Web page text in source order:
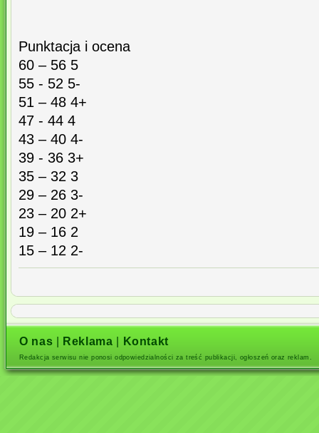
Punktacja i ocena
60 – 56 5
55 - 52 5-
51 – 48 4+
47 - 44 4
43 – 40 4-
39 - 36 3+
35 – 32 3
29 – 26 3-
23 – 20 2+
19 – 16 2
15 – 12 2-
O nas Reklama Kontakt
Redakcja serwisu nie ponosi odpowiedzialności za treść publikacji, ogłoszeń oraz reklam.